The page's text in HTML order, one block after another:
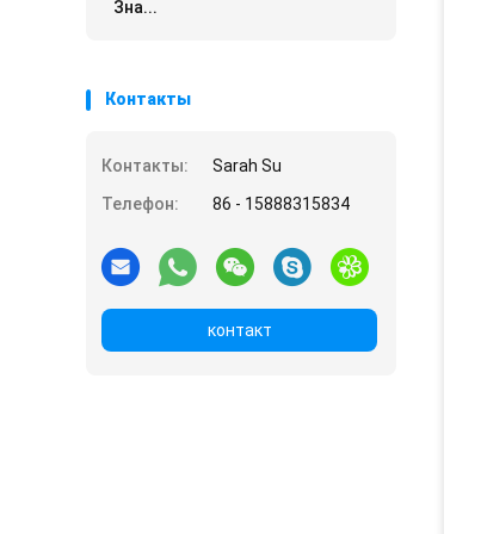
Зна...
Контакты
Контакты:
Sarah Su
Телефон:
86 - 15888315834
контакт